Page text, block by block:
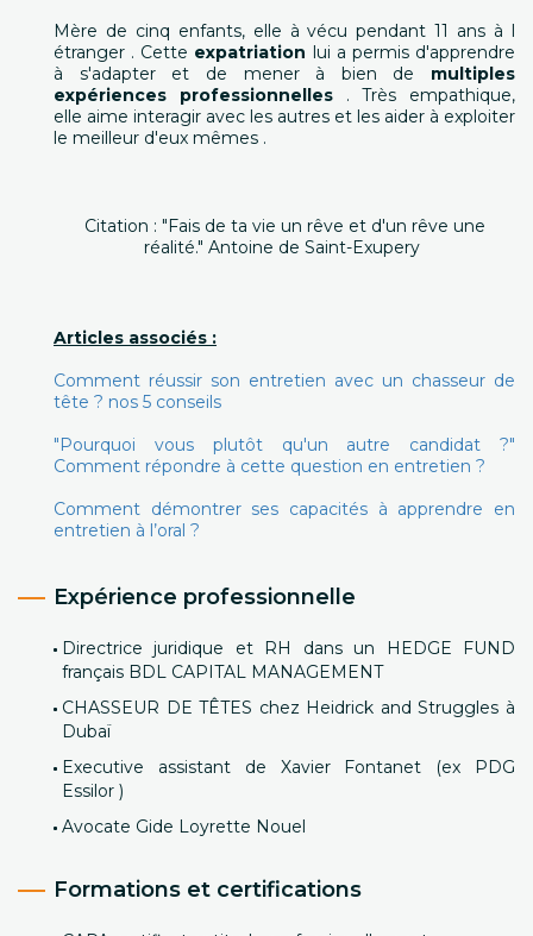
Mère de cinq enfants, elle à vécu pendant 11 ans à l
étranger . Cette expatriation lui a permis d'apprendre
à s'adapter et de mener à bien de multiples
expériences professionnelles. Très empathique,
elle aime interagir avec les autres et les aider à exploiter
le meilleur d'eux mêmes .
Citation : "Fais de ta vie un rêve et d'un rêve une
réalité." Antoine de Saint-Exupery
Articles associés :
Comment réussir son entretien avec un chasseur de
tête ? nos 5 conseils
"Pourquoi vous plutôt qu'un autre candidat ?"
Comment répondre à cette question en entretien ?
Comment démontrer ses capacités à apprendre en
entretien à l’oral ?
Expérience professionnelle
Directrice juridique et RH dans un HEDGE FUND
français BDL CAPITAL MANAGEMENT
CHASSEUR DE TÊTES chez Heidrick and Struggles à
Dubaï
Executive assistant de Xavier Fontanet (ex PDG
Essilor )
Avocate Gide Loyrette Nouel
Formations et certifications